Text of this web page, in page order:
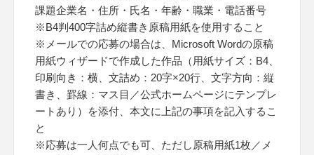
課題企業名・住所・氏名・年齢・職業・電話番号
※B4判400字詰め縦書き原稿用紙を使用すること
※メールでの応募の場合は、Microsoft Wordの原稿
用紙ウィザードで作成した作品（用紙サイズ：B4、
印刷向き：横、文詰め：20字×20行、文字方向：縦
書き、罫線：マス目／公式ホームページにテンプレ
ートあり）を添付、本文に上記の事項を記入するこ
と
※応募は一人何点でも可、ただし原稿用紙1枚／メ